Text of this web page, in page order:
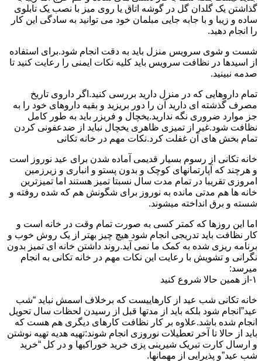
گذاشتن یک گلدان گل در گوشه اتاق یا روی میز با نصب یک تابلوی
ساده و زیبا و با جابه جایی مبلمان خود می توانید به سادگی این کار
را انجام دهید.
شست و شوی سرویس منزل باید به دقت انجام شود.برای استفاده
از اسیدها در نظافت سرویس باید کلیه نکات ایمنی را رعایت کنید تا
صدمه نبینید.
تمام داروهایی که در منزل دارید بررسی کنید.اگر داروی تاریخ
مصرف گذشته ای دارید آن را دور بریزید و بقیه داروهای خود را به
جز موارد ضروری نگه ندارید.یخچال و فریزر باید به طور کامل
نظافت شود.غیر از تمیزی ظاهری یخچال نباید از ضدعفونی کردن
تمام بخش های آن غفلت کرد.نکات مهم در خانه تکانی
خانه تکانی از رسوم بسیار قدیمی آماده شدن برای عید نوروز است
و هرچند که آپارتمانهای کوچک و بدون پستو و انباری و زیرزمین
امروزی تقریبا در تمام مدت سال نسبتا تمیز هستند اما تمیزترین
خانه ها هم مدتی مانده به نوروز برای شگونش هم که شده روفته و
شسته و برق انداخته میشوند.
اما این روزها که کمتر کسی به صورت تمام وقت در خانه است و
کار نظافت باید تدریجی انجام شود هیچ چیز بهتر از یک روش خوب و
برنامه ریزی شده به کمک ما نمی آید.روند داشتن خانه ای تمیز بدون
نگرانی و تشویش با رعایت این نکات مهم در خانه تکانی به انجام
میرسد:
۱-از همین حالا شروع کنید
خانه تکانی شب عید از کارهاییست که برخلاف اسمش نباید “شب
عید”انجام شود بلکه باید از مدتها قبل از رسیدن لحظات سال تحویل
انجام شده باشد.علاوه بر کار نظافت کارهای دیگری هم هست که
باید از حالا تا آخر تعطیلات نوروزی انجام شوند:تهیه هدیه تهیه نوشتن
و ارسال کارت تبریک شیرینی پزی خرید خوراکیها و در کل “خرید
شب عید”و پذیرایی از مهمانها.